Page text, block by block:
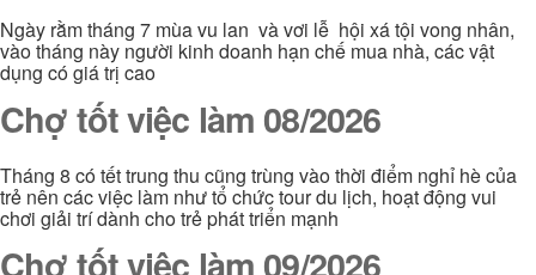
Ngày rằm tháng 7 mùa vu lan và vơi lễ hội xá tội vong nhân,
vào tháng này người kinh doanh hạn chế mua nhà, các vật
dụng có giá trị cao
Chợ tốt việc làm 08/2026
Tháng 8 có tết trung thu cũng trùng vào thời điểm nghỉ hè của
trẻ nên các việc làm như tổ chức tour du lịch, hoạt động vui
chơi giải trí dành cho trẻ phát triển mạnh
Chợ tốt việc làm 09/2026